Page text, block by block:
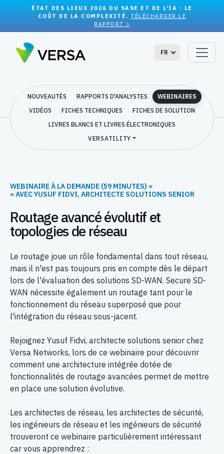
ÉTAT DES LIEUX 2026 DU SASE ET DE L'IA : LE
COÛT DE LA COMPLEXITÉ.TÉLÉCHARGER LE
RAPPORT >
FR
NOUVEAUTÉS RAPPORTS D'ANALYSTES
WEBINAIRES
VIDÉOS
FICHES TECHNIQUES
FICHES DE SOLUTION
LIVRES BLANCS ET LIVRES ÉLECTRONIQUES
VERSATILITY
WEBINAIRE À LA DEMANDE (59 MINUTES) «
» AVEC YUSUF FIDVI, ARCHITECTE SOLUTIONS SENIOR
Routage avancé évolutif et
topologies de réseau
Le routage joue un rôle fondamental dans tout réseau,
mais il n'est pas toujours pris en compte dès le départ
lors de l'évaluation des solutions SD-WAN. Secure SD-
WAN nécessite également un routage tant pour le
fonctionnement du réseau superposé que pour
l'intégration du réseau sous-jacent.
Rejoignez Yusuf Fidvi, architecte solutions senior chez
Versa Networks, lors de ce webinaire pour découvrir
comment une architecture intégrée dotée de
fonctionnalités de routage avancées permet de mettre
en place une solution évolutive.
Les architectes de réseau, les architectes de sécurité,
les ingénieurs de réseau et les ingénieurs de sécurité
trouveront ce webinaire particulièrement intéressant
car vous apprendrez :